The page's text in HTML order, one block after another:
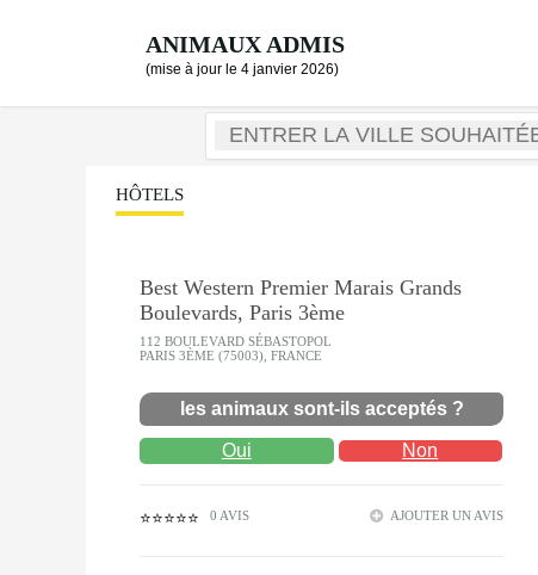
ANIMAUX ADMIS
(mise à jour le 4 janvier 2026)
HÔTELS
Best Western Premier Marais Grands
Boulevards, Paris 3ème
112 BOULEVARD SÉBASTOPOL
PARIS 3ÈME (75003), FRANCE
les animaux sont-ils acceptés ?
Oui Non
⭐⭐⭐⭐⭐ 0 AVIS AJOUTER UN AVIS